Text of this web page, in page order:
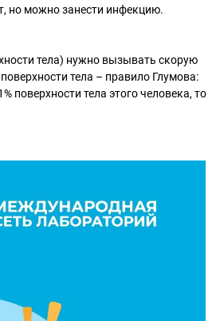
но можно занести инфекцию.
тела) нужно вызывать скорую
тела – правило Глумова:
поверхности тела этого человека, то